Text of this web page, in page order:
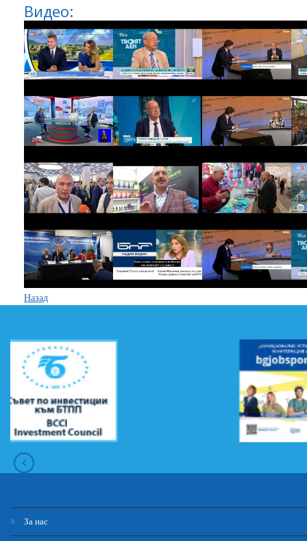
Видео:
Назад
За нас